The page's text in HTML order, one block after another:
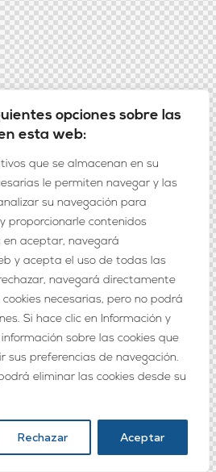
opciones sobre las
esta web:
que se almacenan en su
le permiten navegar y las
su navegación para
proporcionarle contenidos
aceptar, navegará
y acepta el uso de todas las
navegará directamente
necesarias, pero no podrá
Si hace clic en Información y
sobre las cookies que
sus preferencias de navegación.
eliminar las cookies desde su
Rechazar Aceptar